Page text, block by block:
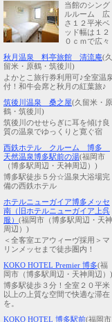
当館のシング
ルルーム 広
さ１２平米ベ
ッド幅は１２
０ｃｍで広々
秋月温泉 料亭旅館 清流庵(久
留米・原鶴・筑後川)
よかとこ旅行券利用可♪全室温
付！和牛会席と秋月の紅葉旅♪
筑後川温泉 桑之屋(久留米・原
鶴・筑後川)
筑後川のせせらぎに耳を傾け良
質の温泉でゆっくりと寛ぐ宿
西鉄ホテル クルーム 博多
天然温泉博多駅前の湯(福岡市
（博多駅周辺・天神周辺）)
博多駅徒歩５分☆温泉大浴場完
備の西鉄ホテル
ホテルニューガイア博多メッセ
南（旧ホテルニューガイア上呉
服） (福岡市（博多駅周辺・天神
周辺）)
＜全客室エアウィーヴ採用＞マ
リンメッセまで徒歩圏内！
KOKO HOTEL Premier 博多(福
岡市（博多駅周辺・天神周辺）)
博多駅徒歩３分！全室２０平米
以上の上質な空間で快適な滞在
を。
KOKO HOTEL 博多駅前(福岡市